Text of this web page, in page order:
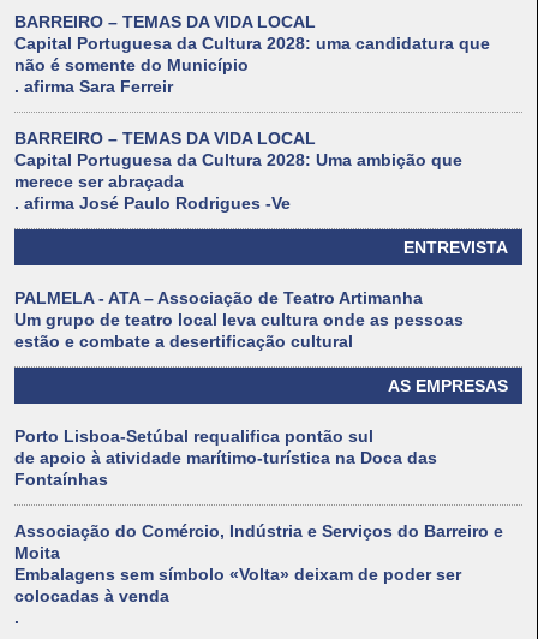
BARREIRO – TEMAS DA VIDA LOCAL
Capital Portuguesa da Cultura 2028: uma candidatura que
não é somente do Município
. afirma Sara Ferreir
BARREIRO – TEMAS DA VIDA LOCAL
Capital Portuguesa da Cultura 2028: Uma ambição que
merece ser abraçada
. afirma José Paulo Rodrigues -Ve
ENTREVISTA
PALMELA - ATA – Associação de Teatro Artimanha
Um grupo de teatro local leva cultura onde as pessoas
estão e combate a desertificação cultural
AS EMPRESAS
Porto Lisboa-Setúbal requalifica pontão sul
de apoio à atividade marítimo-turística na Doca das
Fontaínhas
Associação do Comércio, Indústria e Serviços do Barreiro e
Moita
Embalagens sem símbolo «Volta» deixam de poder ser
colocadas à venda
.